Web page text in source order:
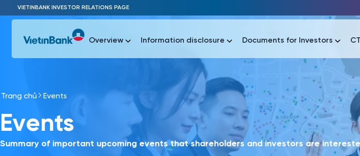
Skip to Main Content
VIETINBANK INVESTOR RELATIONS PAGE
Most Popular
Báo cáo tài chính Thông tin giao dịch Công
Overview Information disclosure Documents for Investors
Most Popular
Thông tin giao dịch
Trang chủ Events
Events
Summary of important upcoming events that shareholders and investors are